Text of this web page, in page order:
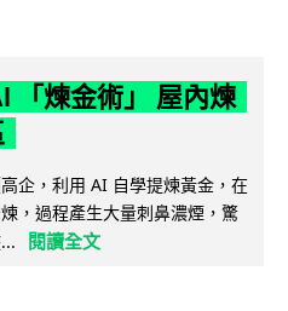
「煉金術」 屋內煉
企，利用 AI 自學提煉黃金，在
，過程產生大量刺鼻濃煙，驚
閱讀全文